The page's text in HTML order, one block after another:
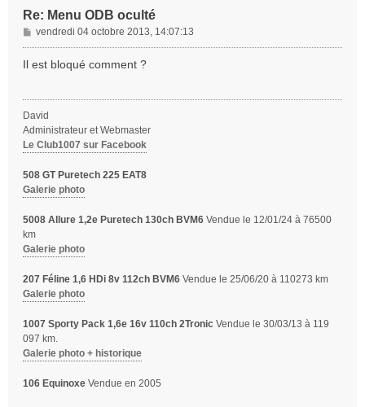
Re: Menu ODB oculté
M
e
s
g
e
vendredi 04 octobre 2013, 14:07:13
Il est bloqué comment ?
David
Administrateur et Webmaster
Le Club1007 sur Facebook
508 GT Puretech 225 EAT8
Galerie photo
5008 Allure 1,2e Puretech 130ch BVM6 Vendue le 12/01/24 à 76500
km
Galerie photo
207 Féline 1,6 HDi 8v 112ch BVM6 Vendue le 25/06/20 à 110273 km
Galerie photo
1007 Sporty Pack 1,6e 16v 110ch 2Tronic Vendue le 30/03/13 à 119
097 km.
Galerie photo + historique
106 Equinoxe Vendue en 2005